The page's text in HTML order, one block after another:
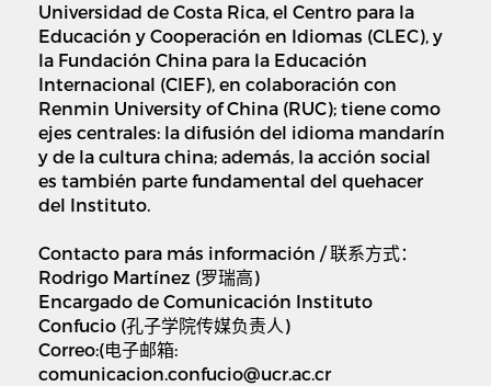
Universidad de Costa Rica, el Centro para la
Educación y Cooperación en Idiomas (CLEC), y
la Fundación China para la Educación
Internacional (CIEF), en colaboración con
Renmin University of China (RUC); tiene como
ejes centrales: la difusión del idioma mandarín
y de la cultura china; además, la acción social
es también parte fundamental del quehacer
del Instituto.
Contacto para más información /联系方式：
Rodrigo Martínez (罗瑞高)
Encargado de Comunicación Instituto
Confucio (孔子学院传媒负责人 )
Correo:(电子邮箱:
comunicacion.confucio@ucr.ac.cr